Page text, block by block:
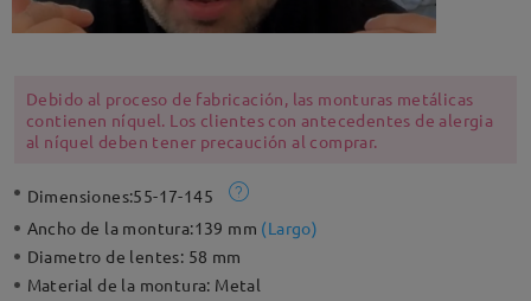
Debido al proceso de fabricación, las monturas metálicas
contienen níquel. Los clientes con antecedentes de alergia
al níquel deben tener precaución al comprar.
Dimensiones:55-17-145
Ancho de la montura:139 mm (Largo)
Diametro de lentes: 58 mm
Material de la montura: Metal